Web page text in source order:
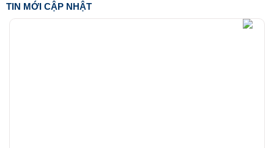
TIN MỚI CẬP NHẬT